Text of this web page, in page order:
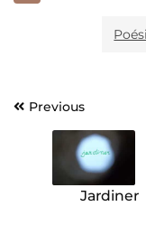
Navigation
l’article
Previous
Jardiner